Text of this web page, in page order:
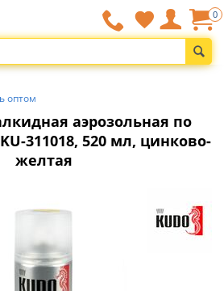
0
оптом
аэрозольная по
311018, 520 мл, цинково-
желтая